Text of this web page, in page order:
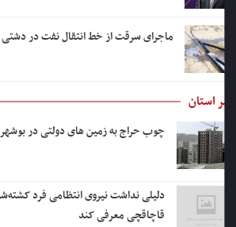
ماجرای سرقت از خط انتقال نفت در دشتی
استان
چوب حراج به زمین های دولتی در بوشهر
دلیلی نداشت نیروی انتظامی فرد
قاچاقچی معرفی کند